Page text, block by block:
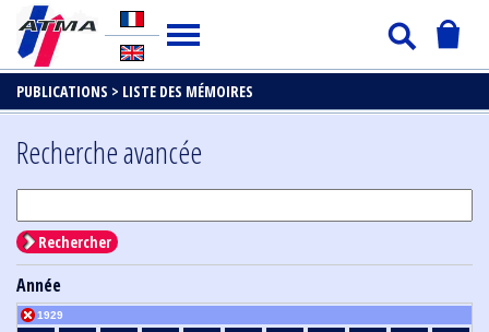
PUBLICATIONS > LISTE DES MÉMOIRES
Recherche avancée
Rechercher
Année
1929